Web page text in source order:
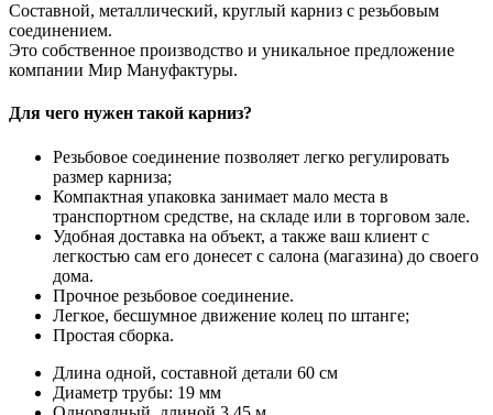
Составной, металлический, круглый карниз с резьбовым
соединением.
Это собственное производство и уникальное предложение
компании Мир Мануфактуры.
Для чего нужен такой карниз?
Резьбовое соединение позволяет легко регулировать
размер карниза;
Компактная упаковка занимает мало места в
транспортном средстве, на складе или в торговом зале.
Удобная доставка на объект, а также ваш клиент с
легкостью сам его донесет с салона (магазина) до своего
дома.
Прочное резьбовое соединение.
Легкое, бесшумное движение колец по штанге;
Простая сборка.
Длина одной, составной детали 60 см
Диаметр трубы: 19 мм